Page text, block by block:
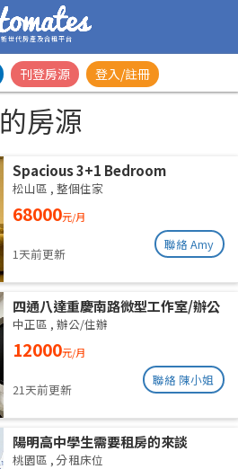
新世代房產及合租平台
刊登房源 登入/註冊
房源
Spacious 3+1 Bedroom
Residence | Songshan District |
Taipei Arena MRTSpacious 42-
Ping Designer Apartment | Near
松山區 , 整個住家
68000元/月
1天前更新
聯絡 Amy
四通八達重慶南路微型工作室/辦公
室出租
中正區 , 辦公/住辦
12000元/月
21天前更新
聯絡 陳小姐
陽明高中學生需要租房的來談
桃園區 , 分租床位